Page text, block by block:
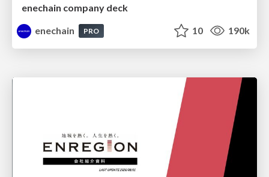
enechain company deck
enechain
PRO 10 190k